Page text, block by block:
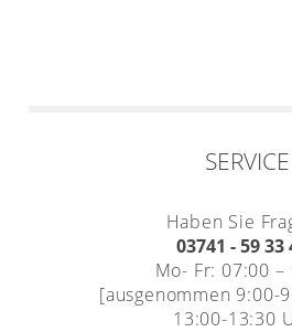
SERVICE
Haben Sie
03741 - 59 33
Mo- Fr: 07:00 –
[ausgenommen 9:00-
13:00-13:30